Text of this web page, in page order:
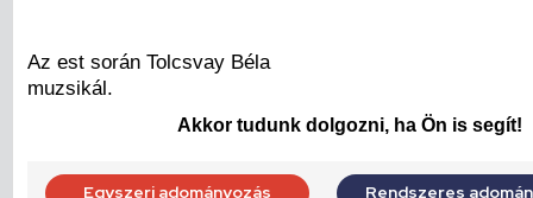
Az est során Tolcsvay Béla
muzsikál.
Akkor tudunk dolgozni, ha Ön is segít!